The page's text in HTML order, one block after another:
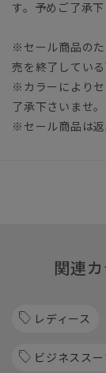
す。予めご了承下
※セール商品の
売を終了してい
※カラーにより
了承下さいませ。
※セール商品は返
関連
レディース
ビジネスス